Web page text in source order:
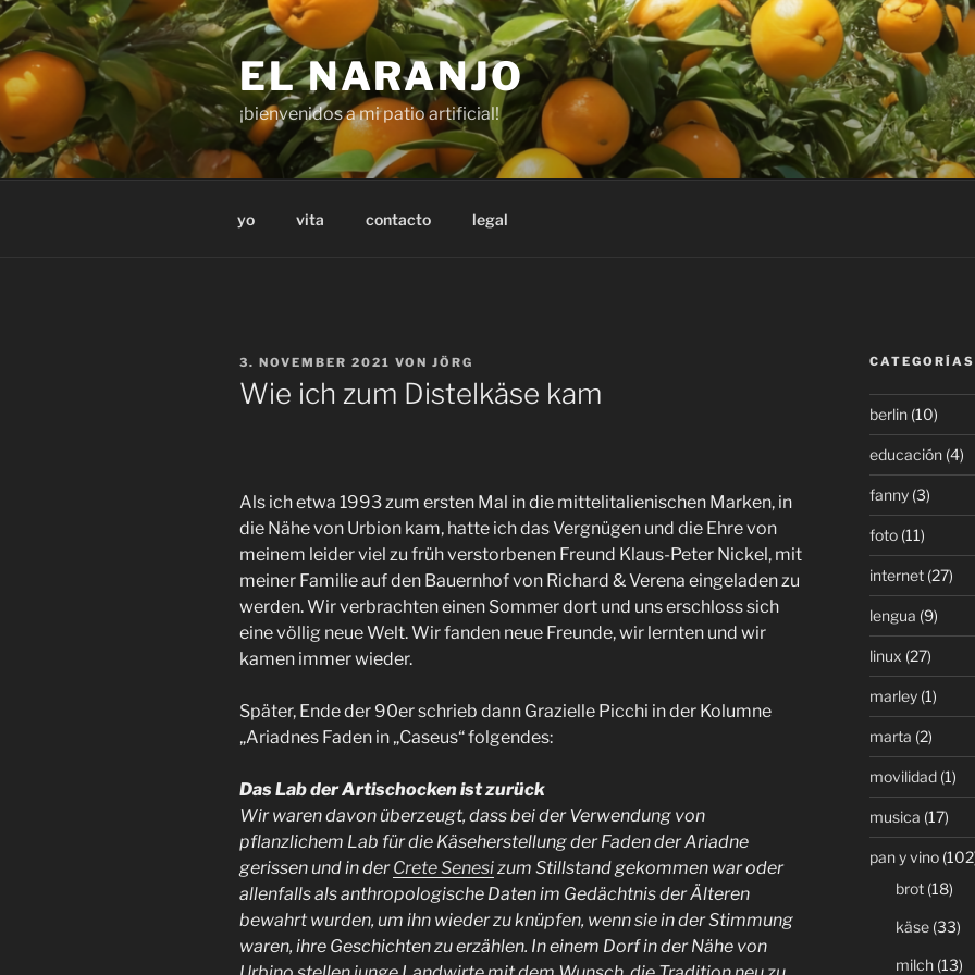
Zum
Inhalt
springen
EL NARANJO
¡bienvenidos a mi patio artificial!
yo vita contacto legal
VERÖFFENTLICHT
AM
3. NOVEMBER 2021 VON JÖRG
Wie ich zum Distelkäse kam
Als ich etwa 1993 zum ersten Mal in die mittelitalienischen Marken, in
die Nähe von Urbion kam, hatte ich das Vergnügen und die Ehre von
meinem leider viel zu früh verstorbenen Freund Klaus-Peter Nickel, mit
meiner Familie auf den Bauernhof von Richard & Verena eingeladen zu
werden. Wir verbrachten einen Sommer dort und uns erschloss sich
eine völlig neue Welt. Wir fanden neue Freunde, wir lernten und wir
kamen immer wieder.
Später, Ende der 90er schrieb dann Grazielle Picchi in der Kolumne
„Ariadnes Faden in „Caseus“ folgendes:
Das Lab der Artischocken ist zurück
Wir waren davon überzeugt, dass bei der Verwendung von
pflanzlichem Lab für die Käseherstellung der Faden der Ariadne
gerissen und in derCrete Senesizum Stillstand gekommen war oder
allenfalls als anthropologische Daten im Gedächtnis der Älteren
bewahrt wurden, um ihn wieder zu knüpfen, wenn sie in der Stimmung
waren, ihre Geschichten zu erzählen. In einem Dorf in der Nähe von
CATEGORÍAS
berlin(10)
educación(4)
fanny(3)
foto(11)
internet(27)
lengua (9)
linux (27)
marley(1)
marta (2)
movilidad(1)
musica (17)
pan y vino
brot(18)
käse(33)
milch(13)